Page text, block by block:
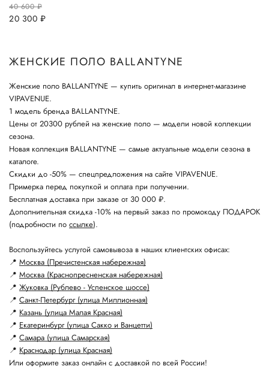
40 600руб.
20 300 руб.
ЖЕНСКИЕ ПОЛО BALLANTYNE
Женские поло BALLANTYNE — купить оригинал в интернет-магазине
VIPAVENUE.
1 модель бренда BALLANTYNE.
Цены от 20300 рублей на женские поло — модели новой коллекции
сезона.
Новая коллекция BALLANTYNE — самые актуальные модели сезона в
каталоге.
Скидки до -50% — спецпредложения на сайте VIPAVENUE.
Примерка перед покупкой и оплата при получении.
Бесплатная доставка при заказе от 30 000 ₽.
Дополнительная скидка -10% на первый заказ по промокоду ПОДАРОК
(подробности по ссылке).
Воспользуйтесь услугой самовывоза в наших клиентских офисах:
📍 Москва (Пречистенская набережная)
📍 Москва (Краснопресненская набережная)
📍 Жуковка (Рублево - Успенское шоссе)
📍 Санкт-Петербург (улица Миллионная)
📍 Казань (улица Малая Красная)
📍 Екатеринбург (улица Сакко и Ванцетти)
📍 Самара (улица Самарская)
📍 Краснодар (улица Красная)
Или оформите заказ онлайн с доставкой по всей России!